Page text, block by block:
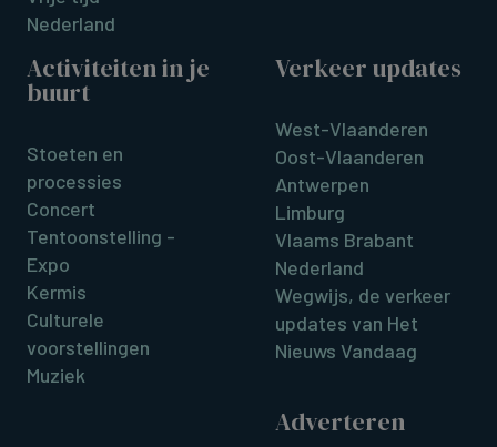
Nederland
Activiteiten in je
buurt
Stoeten en
processies
Concert
Tentoonstelling -
Expo
Kermis
Culturele
voorstellingen
Muziek
Verkeer updates
West-Vlaanderen
Oost-Vlaanderen
Antwerpen
Limburg
Vlaams Brabant
Nederland
Wegwijs, de verkeer
updates van Het
Nieuws Vandaag
Adverteren